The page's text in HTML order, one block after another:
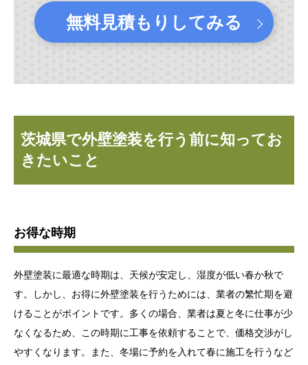
無料見積もりしてみる
茨城県で外壁塗装を行う前に知ってお
きたいこと
お得な時期
外壁塗装に最適な時期は、天候が安定し、湿度が低い春か秋で
す。しかし、お得に外壁塗装を行うためには、業者の繁忙期を避
けることがポイントです。多くの場合、業者は夏と冬に仕事が少
なくなるため、この時期に工事を依頼することで、価格交渉がし
やすくなります。また、冬場に予約を入れて春に施工を行うなど